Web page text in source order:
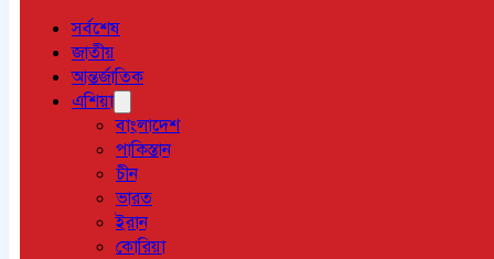
সর্বশেষ
জাতীয়
আন্তর্জাতিক
এশিয়া
বাংলাদেশ
পাকিস্তান
চীন
ভারত
ইরান
কোরিয়া